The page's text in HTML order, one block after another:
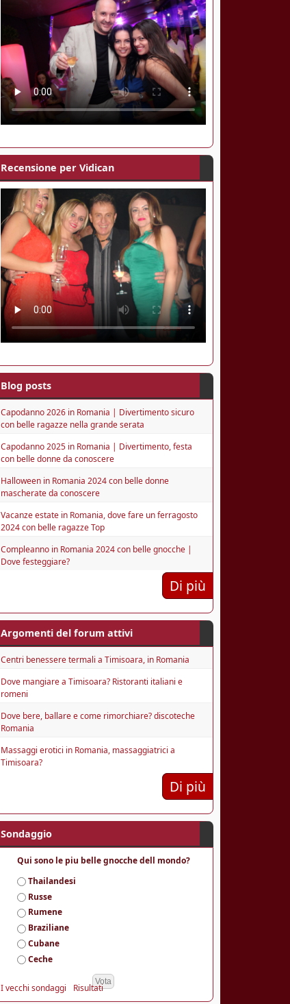
Recensione per Vidican
Blog posts
Capodanno 2026 in Romania | Divertimento sicuro
con belle ragazze nella grande serata
Capodanno 2025 in Romania | Divertimento, festa
con belle donne da conoscere
Halloween in Romania 2024 con belle donne
mascherate da conoscere
Vacanze estate in Romania, dove fare un ferragosto
2024 con belle ragazze Top
Compleanno in Romania 2024 con belle gnocche |
Dove festeggiare?
Di più
Argomenti del forum attivi
Centri benessere termali a Timisoara, in Romania
Dove mangiare a Timisoara? Ristoranti italiani e
romeni
Dove bere, ballare e come rimorchiare? discoteche
Romania
Massaggi erotici in Romania, massaggiatrici a
Timisoara?
Di più
Sondaggio
Qui sono le piu belle gnocche dell mondo?
S
c
e
l
t
e
Thailandesi
Russe
Rumene
Braziliane
Cubane
Ceche
I vecchi sondaggi Risultati